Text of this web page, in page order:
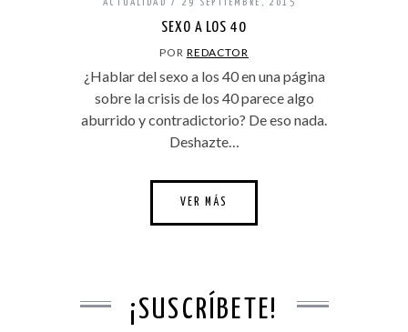
ACTUALIDAD 29 SEPTIEMBRE, 2015
SEXO A LOS 40
POR REDACTOR
¿Hablar del sexo a los 40 en una página
sobre la crisis de los 40 parece algo
aburrido y contradictorio? De eso nada.
Deshazte…
VER MÁS
¡SUSCRÍBETE!